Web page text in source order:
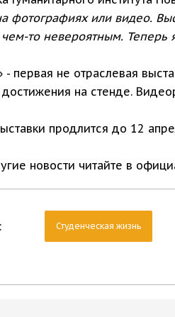
фотографиях или видео.
чем-то невероятным. Теперь
- первая не отраслевая
на стенде.
продлится до 12
новости читайте в
Студенческая жизнь